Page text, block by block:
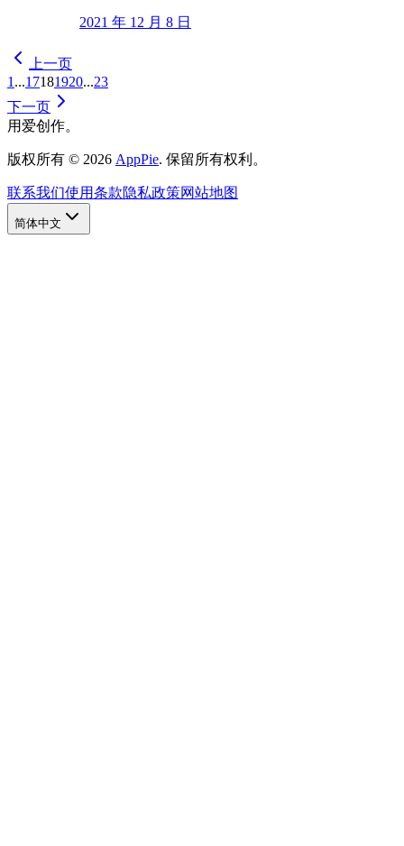
2021 年 12 月 8 日
上一页
1 ...17181920...23
下一页
用爱创作。
版权所有 © 2026 AppPie. 保留所有权利。
联系我们使用条款隐私政策网站地图
简体中文